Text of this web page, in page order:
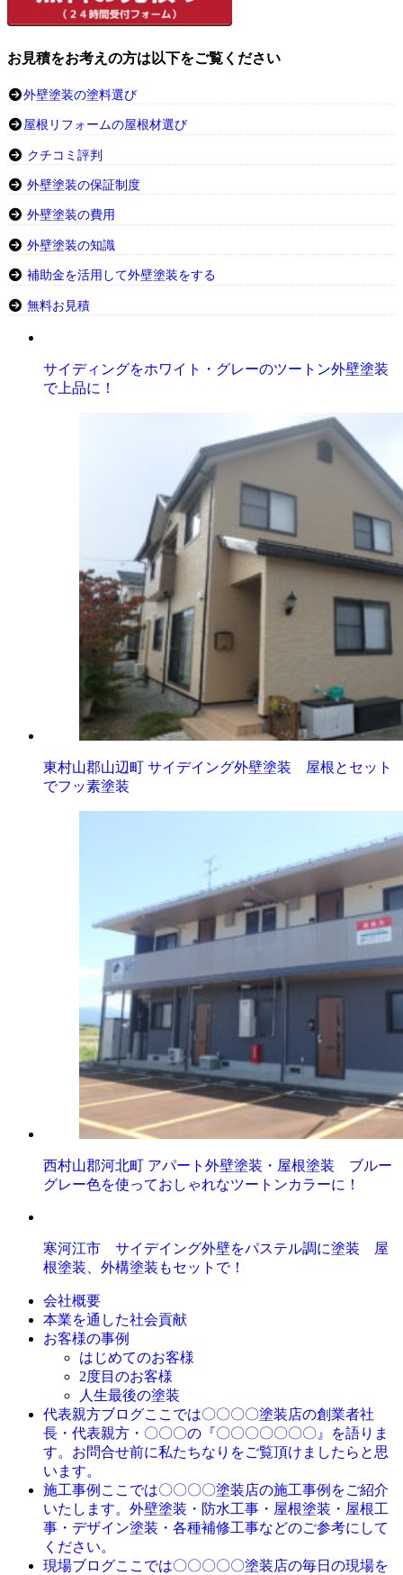
お見積をお考えの方は以下をご覧ください
外壁塗装の塗料選び
屋根リフォームの屋根材選び
クチコミ評判
外壁塗装の保証制度
外壁塗装の費用
外壁塗装の知識
補助金を活用して外壁塗装をする
無料お見積
サイディングをホワイト・グレーのツートン外壁塗装
で上品に！
東村山郡山辺町 サイデイング外壁塗装 屋根とセット
でフッ素塗装
西村山郡河北町 アパート外壁塗装・屋根塗装 ブルー
グレー色を使っておしゃれなツートンカラーに！
寒河江市 サイデイング外壁をパステル調に塗装 屋
根塗装、外構塗装もセットで！
会社概要
本業を通した社会貢献
お客様の事例
はじめてのお客様
2度目のお客様
人生最後の塗装
代表親方ブログここでは〇〇〇〇塗装店の創業者社
長・代表親方・〇〇〇の『〇〇〇〇〇〇〇』を語りま
す。お問合せ前に私たちなりをご覧頂けましたらと思
います。
施工事例 ここでは〇〇〇〇塗装店の施工事例をご紹介
いたします。外壁塗装・防水工事・屋根塗装・屋根工
事・デザイン塗装・各種補修工事などのご参考にして
ください。
現場ブログここでは〇〇〇〇〇塗装店の毎日の現場を